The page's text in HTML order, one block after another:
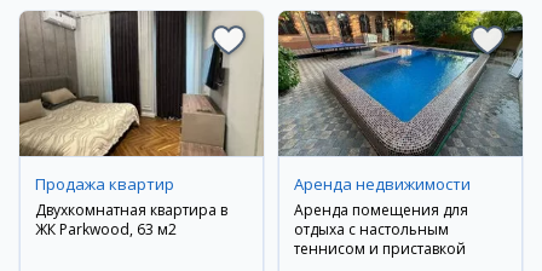
Продажа квартир
Двухкомнатная квартира в
ЖК Parkwood, 63 м2
Аренда недвижимости
Аренда помещения для
отдыха с настольным
теннисом и приставкой